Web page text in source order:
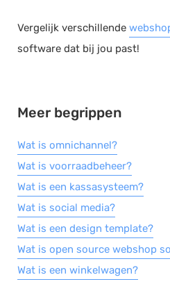
Rapportage
Website
Marketing automation
Support
VoIP
Chat
Helpdesk
Vergelijk verschillende
software dat bij jou past!
Meer begrippen
Wat is omnichannel?
Wat is voorraadbeheer?
Wat is een kassasysteem?
Wat is social media?
Wat is een design template?
Wat is open source webshop
Wat is een winkelwagen?